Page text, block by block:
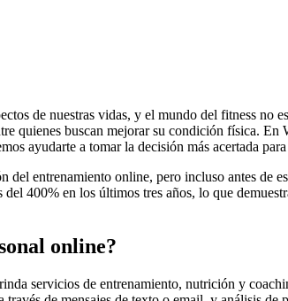
de nuestras vidas, y el mundo del fitness
quienes buscan mejorar su condición física.
ayudarte a tomar la decisión más acertada
entrenamiento online, pero incluso antes de
400% en los últimos tres años, lo que
online?
servicios de entrenamiento, nutrición y